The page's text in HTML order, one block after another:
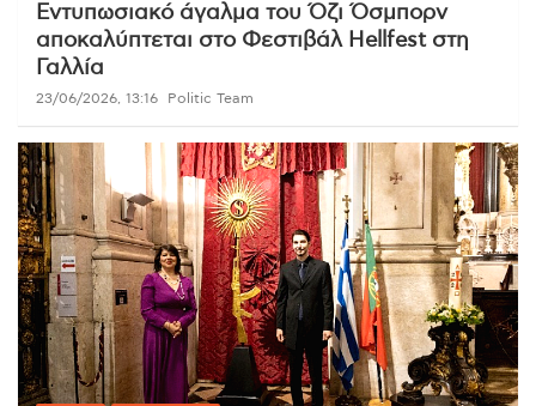
Εντυπωσιακό άγαλμα του Όζι Όσμπορν
αποκαλύπτεται στο Φεστιβάλ Hellfest στη
Γαλλία
23/06/2026, 13:16 Politic Team